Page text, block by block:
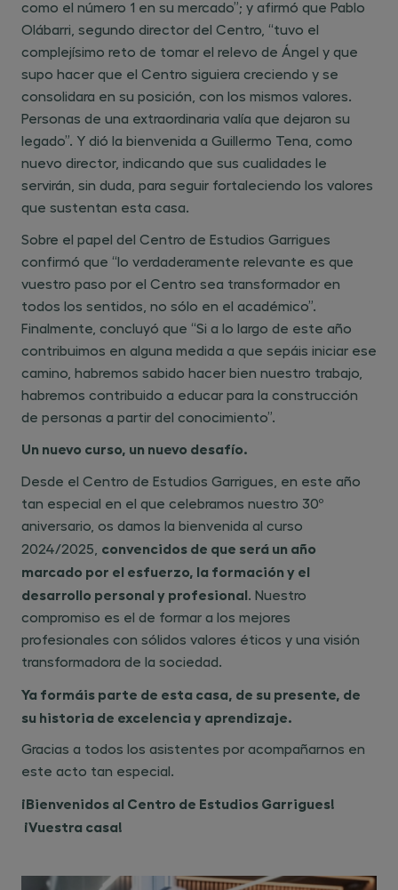
como el número 1 en su mercado”; y afirmó que Pablo
Olábarri, segundo director del Centro, “tuvo el
complejísimo reto de tomar el relevo de Ángel y que
supo hacer que el Centro siguiera creciendo y se
consolidara en su posición, con los mismos valores.
Personas de una extraordinaria valía que dejaron su
legado”. Y dió la bienvenida a Guillermo Tena, como
nuevo director, indicando que sus cualidades le
servirán, sin duda, para seguir fortaleciendo los valores
que sustentan esta casa.
Sobre el papel del Centro de Estudios Garrigues
confirmó que “lo verdaderamente relevante es que
vuestro paso por el Centro sea transformador en
todos los sentidos, no sólo en el académico”.
Finalmente, concluyó que “Si a lo largo de este año
contribuimos en alguna medida a que sepáis iniciar ese
camino, habremos sabido hacer bien nuestro trabajo,
habremos contribuido a educar para la construcción
de personas a partir del conocimiento”.
Un nuevo curso, un nuevo desafío.
Desde el Centro de Estudios Garrigues, en este año
tan especial en el que celebramos nuestro 30º
aniversario, os damos la bienvenida al curso
2024/2025, ​ convencidos de que será un año
marcado por el esfuerzo, la formación y el
desarrollo personal y profesional. Nuestro
compromiso es el de formar a los mejores
profesionales con sólidos valores éticos y una visión
transformadora de la sociedad.
Ya formáis parte de esta casa, de su presente, de
su historia de excelencia y aprendizaje.
Gracias a todos los asistentes por acompañarnos en
este acto tan especial.
¡Bienvenidos al Centro de Estudios Garrigues!
¡Vuestra casa!